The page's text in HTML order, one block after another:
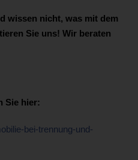
wissen nicht, was mit dem
Sie uns! Wir beraten
Sie hier:
bei-trennung-und-